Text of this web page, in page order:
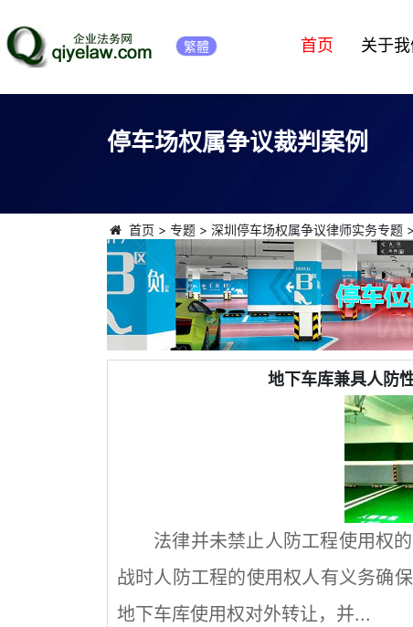
繁體 首页 关于我
停车场权属争议裁判案例
首页 > 专题> 深圳停车场权属争议律师实务专题>
地下车库兼具人防
法律并未禁止人防工程使用权
战时人防工程的使用权人有义务确
地下车库使用权对外转让，并...